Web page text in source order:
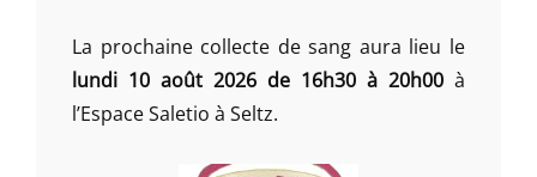
La prochaine collecte de sang aura lieu le
lundi 10 août 2026 de 16h30 à 20h00 à
l’Espace Saletio à Seltz.